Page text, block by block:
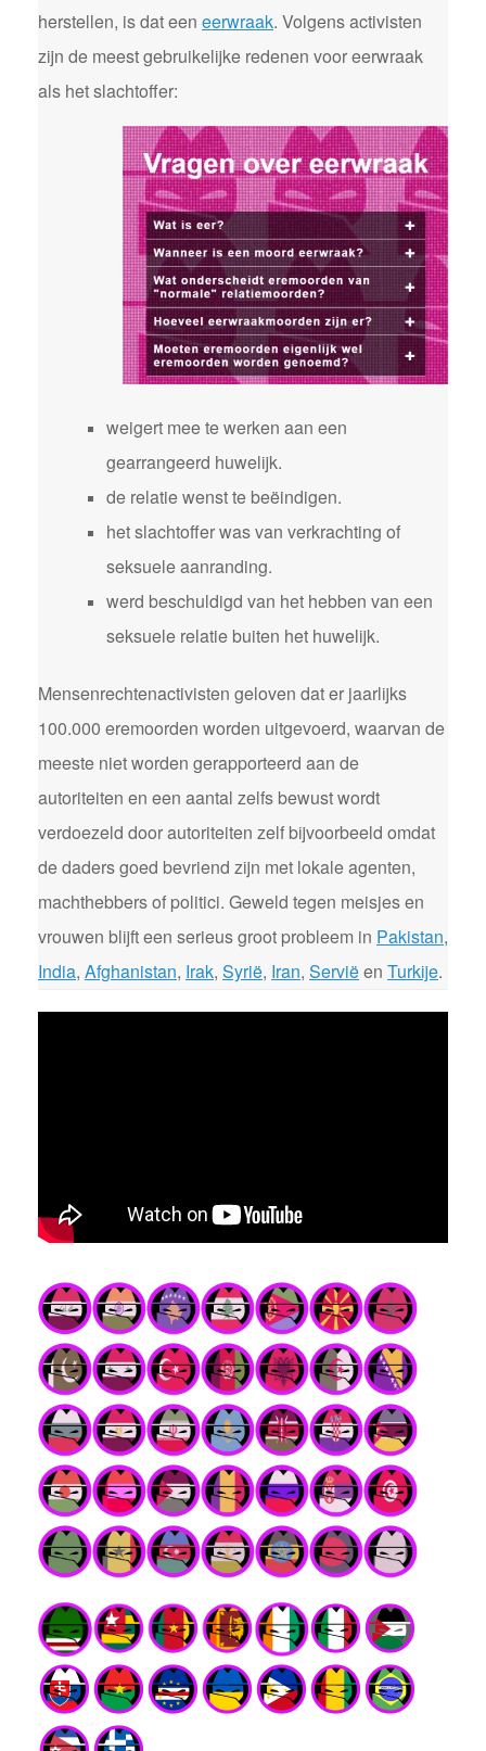
herstellen, is dat een eerwraak. Volgens activisten
zijn de meest gebruikelijke redenen voor eerwraak
als het slachtoffer:
weigert mee te werken aan een
gearrangeerd huwelijk.
de relatie wenst te beëindigen.
het slachtoffer was van verkrachting of
seksuele aanranding.
werd beschuldigd van het hebben van een
seksuele relatie buiten het huwelijk.
Mensenrechtenactivisten geloven dat er jaarlijks
100.000 eremoorden worden uitgevoerd, waarvan de
meeste niet worden gerapporteerd aan de
autoriteiten en een aantal zelfs bewust wordt
verdoezeld door autoriteiten zelf bijvoorbeeld omdat
de daders goed bevriend zijn met lokale agenten,
machthebbers of politici. Geweld tegen meisjes en
vrouwen blijft een serieus groot probleem in Pakistan,
India, Afghanistan, Irak, Syrië, Iran, Serviëen Turkije.